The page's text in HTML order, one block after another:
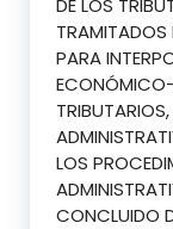
TRAMITADOS
PARA
LOS
CONCLUIDO